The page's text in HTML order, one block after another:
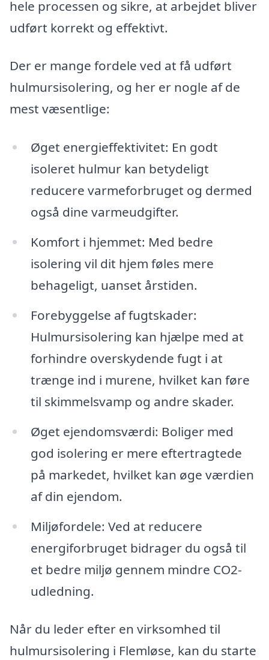
hele processen og sikre, at arbejdet bliver
udført korrekt og effektivt.
Der er mange fordele ved at få udført
hulmursisolering, og her er nogle af de
mest væsentlige:
Øget energieffektivitet: En godt
isoleret hulmur kan betydeligt
reducere varmeforbruget og dermed
også dine varmeudgifter.
Komfort i hjemmet: Med bedre
isolering vil dit hjem føles mere
behageligt, uanset årstiden.
Forebyggelse af fugtskader:
Hulmursisolering kan hjælpe med at
forhindre overskydende fugt i at
trænge ind i murene, hvilket kan føre
til skimmelsvamp og andre skader.
Øget ejendomsværdi: Boliger med
god isolering er mere eftertragtede
på markedet, hvilket kan øge værdien
af din ejendom.
Miljøfordele: Ved at reducere
energiforbruget bidrager du også til
et bedre miljø gennem mindre CO2-
udledning.
Når du leder efter en virksomhed til
hulmursisolering i Flemløse, kan du starte